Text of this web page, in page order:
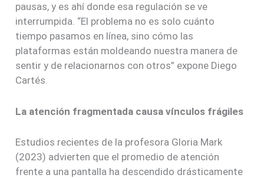
pausas, y es ahí donde esa regulación se ve
interrumpida. “El problema no es solo cuánto
tiempo pasamos en línea, sino cómo las
plataformas están moldeando nuestra manera de
sentir y de relacionarnos con otros” expone Diego
Cartés.
La atención fragmentada causa vínculos frágiles
Estudios recientes de la profesora Gloria Mark
(2023) advierten que el promedio de atención
frente a una pantalla ha descendido drásticamente